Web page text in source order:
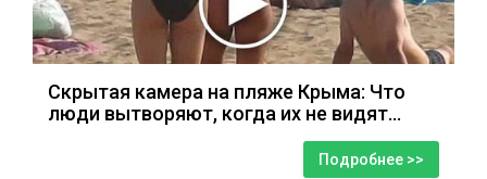
Скрытая камера на пляже Крыма: Что
люди вытворяют, когда их не видят...
Подробнее >>